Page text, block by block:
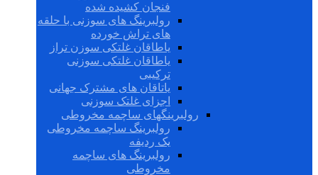
فنجان کشیده شده
رولبرینگ های سوزنی با حلقه
های تراش خورده
یاطاقان غلتکی سوزن تراز
یاطاقان غلتکی سوزنی
ترکیبی
یاتاقان های مشترک جهانی
اجزای غلتک سوزنی
رولبرینگهای ساچمه مخروطی
رولبرینگ ساچمه مخروطی
یک ردیفه
رولبرینگ های ساچمه
مخروطی